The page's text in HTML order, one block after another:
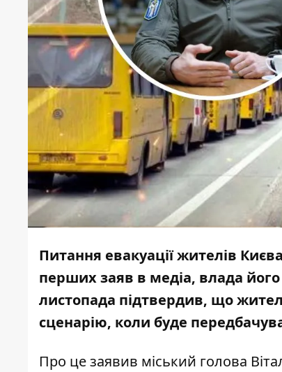
Питання евакуації жителів
перших заяв в медіа, влада
листопада підтвердив, що
сценарію, коли буде
Про цезаявив міський голова